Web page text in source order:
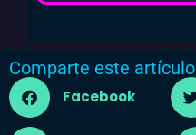
Comparte este artículo
Facebook